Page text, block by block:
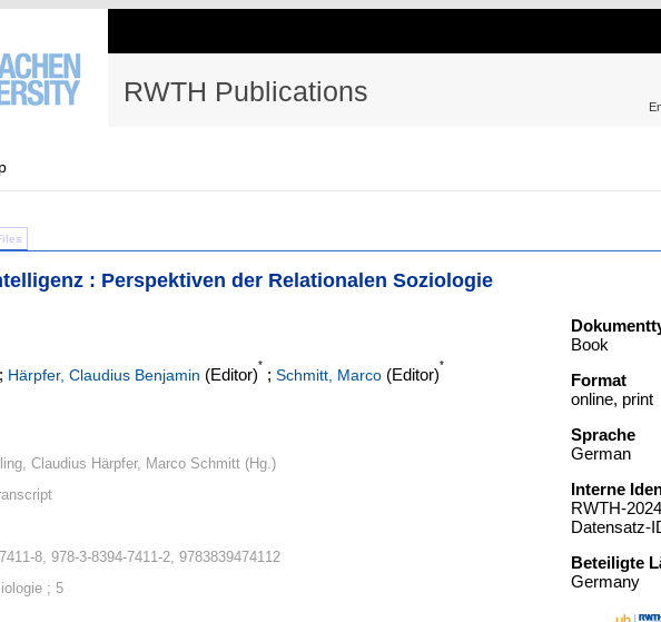
RWTH Publications
: Perspektiven der Relationalen Soziologie
; Härpfer, Claudius Benjamin (Editor)
*
; Schmitt, Marco (Editor)
*
Claudius Härpfer, Marco Schmitt (Hg.)
8, 978-3-8394-7411-2, 9783839474112
; 5
Book
Format
online, print
Sprache
German
Interne
RWTH-
Datensatz-
Beteiligte
Germany